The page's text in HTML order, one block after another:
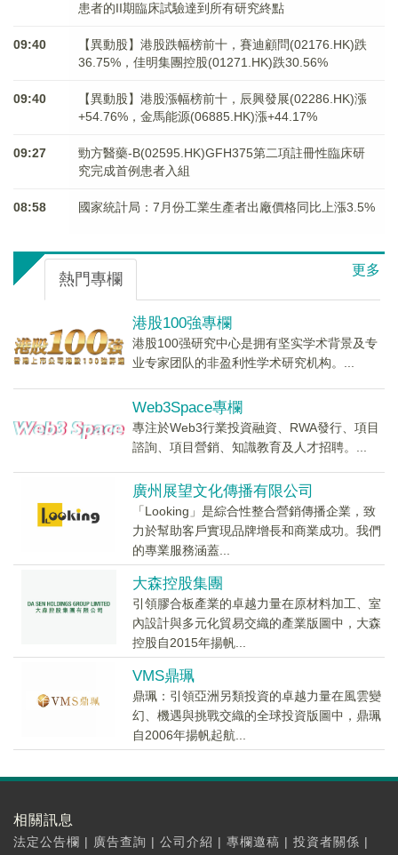
患者的II期臨床試驗達到所有研究終點
09:40
【異動股】港股跌幅榜前十，賽迪顧問(02176.HK)跌
36.75%，佳明集團控股(01271.HK)跌30.56%
09:40
【異動股】港股漲幅榜前十，辰興發展(02286.HK)漲
+54.76%，金馬能源(06885.HK)漲+44.17%
09:27
勁方醫藥-B(02595.HK)GFH375第二項註冊性臨床研
究完成首例患者入組
08:58 國家統計局：7月份工業生產者出廠價格同比上漲3.5%
更多
熱門專欄
港股100強專欄
港股100强研究中心是拥有坚实学术背景及专
业专家团队的非盈利性学术研究机构。...
Web3Space專欄
專注於Web3行業投資融資、RWA發行、項目
諮詢、項目營銷、知識教育及人才招聘。...
廣州展望文化傳播有限公司
「Looking」是綜合性整合營銷傳播企業，致
力於幫助客戶實現品牌增長和商業成功。我們
的專業服務涵蓋...
大森控股集團
引領膠合板產業的卓越力量在原材料加工、室
內設計與多元化貿易交織的產業版圖中，大森
控股自2015年揚帆...
VMS鼎珮
鼎珮：引領亞洲另類投資的卓越力量在風雲變
幻、機遇與挑戰交織的全球投資版圖中，鼎珮
自2006年揚帆起航...
相關訊息
法定公告欄 | 廣告查詢 | 公司介紹 | 專欄邀稿 | 投資者關係 |